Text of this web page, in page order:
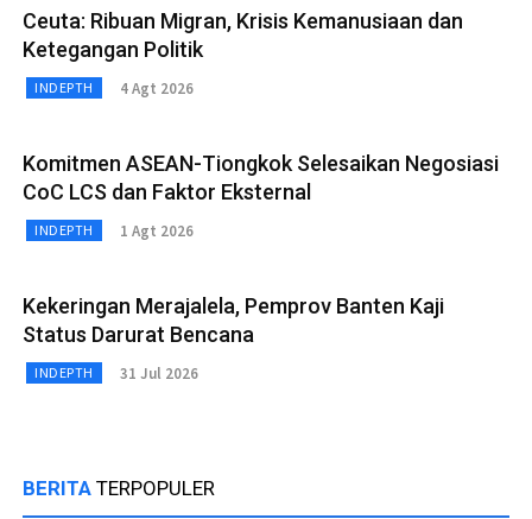
Ceuta: Ribuan Migran, Krisis Kemanusiaan dan
Ketegangan Politik
INDEPTH 4 Agt 2026
Komitmen ASEAN-Tiongkok Selesaikan Negosiasi
CoC LCS dan Faktor Eksternal
INDEPTH 1 Agt 2026
Kekeringan Merajalela, Pemprov Banten Kaji
Status Darurat Bencana
INDEPTH 31 Jul 2026
BERITA TERPOPULER